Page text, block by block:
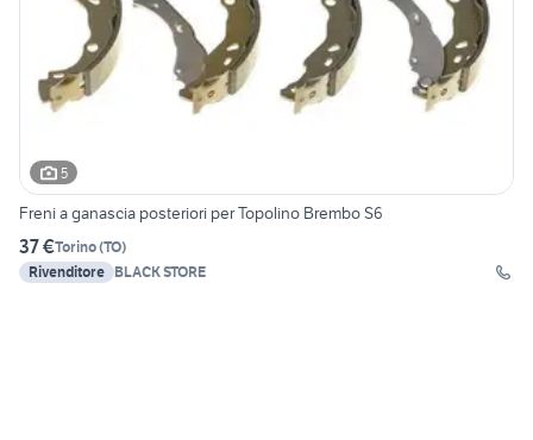
5
Freni a ganascia posteriori per Topolino Brembo S6
37 €Torino(TO)
Rivenditore BLACK STORE